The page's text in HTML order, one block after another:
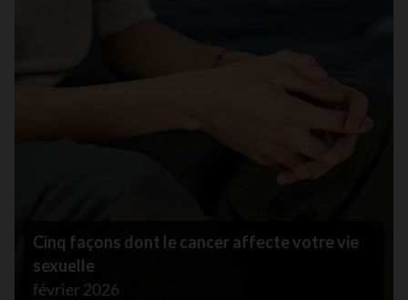
Cinq façons dont le cancer affecte votre vie
sexuelle
février 2026